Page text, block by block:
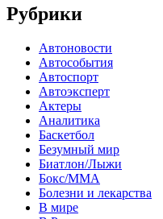
Рубрики
Автоновости
Автособытия
Автоспорт
Автоэксперт
Актеры
Аналитика
Баскетбол
Безумный мир
Биатлон/Лыжи
Бокс/MMA
Болезни и лекарства
В мире